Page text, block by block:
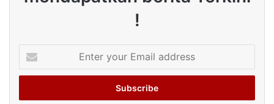
!
your
Email